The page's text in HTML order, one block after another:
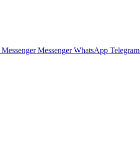
Messenger Messenger WhatsApp Telegram